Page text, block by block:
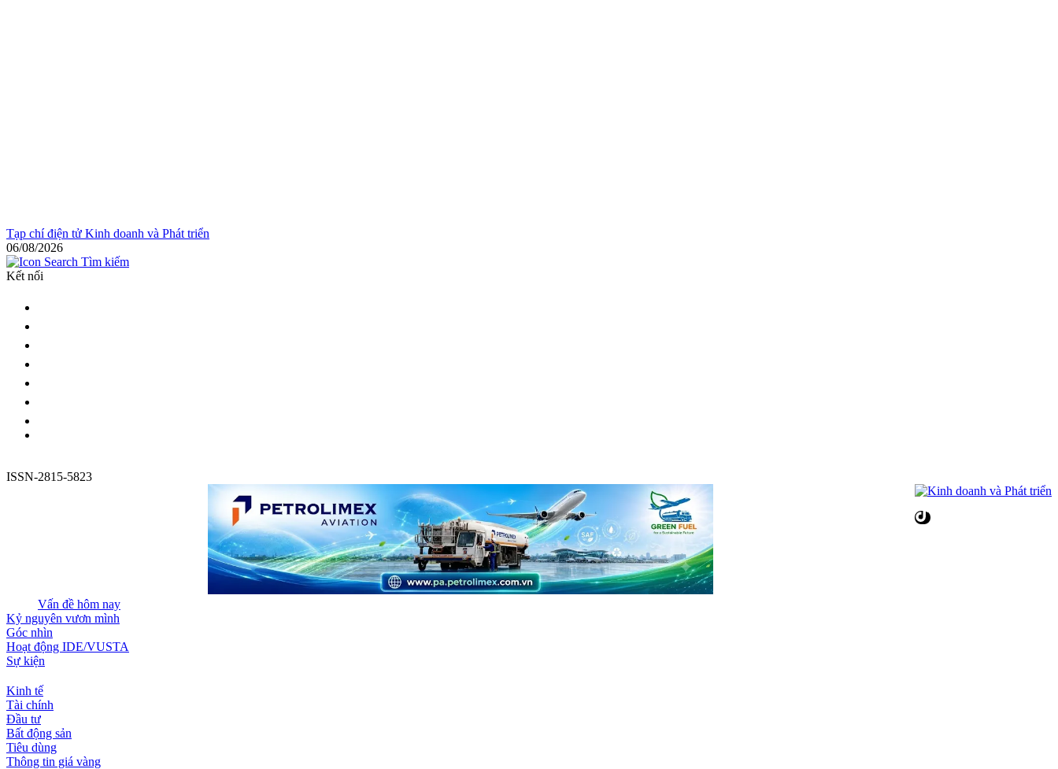
Tạp chí điện tử Kinh doanh và Phát triển
06/08/2026
Tìm kiếm
Kết nối
ISSN-2815-5823
Vấn đề hôm nay
Kỷ nguyên vươn mình
Góc nhìn
Hoạt động IDE/VUSTA
Sự kiện
Kinh tế
Tài chính
Đầu tư
Bất động sản
Tiêu dùng
Thông tin giá vàng